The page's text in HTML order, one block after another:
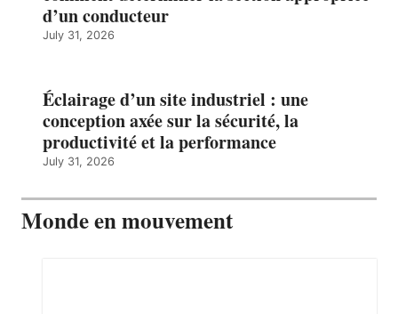
d’un conducteur
July 31, 2026
Éclairage d’un site industriel : une
conception axée sur la sécurité, la
productivité et la performance
July 31, 2026
Monde en mouvement